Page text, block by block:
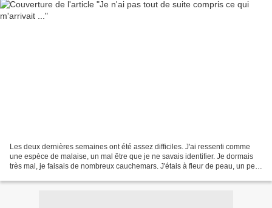
Les deux dernières semaines ont été assez difficiles. J'ai ressenti comme
une espèce de malaise, un mal être que je ne savais identifier. Je dormais
très mal, je faisais de nombreux cauchemars. J'étais à fleur de peau, un peu